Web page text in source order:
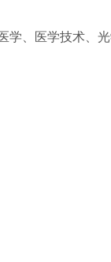
、医学技术